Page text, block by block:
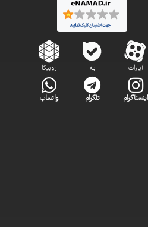
آپارات بله روبیکا
اینستاگرام تلگرام واتساپ